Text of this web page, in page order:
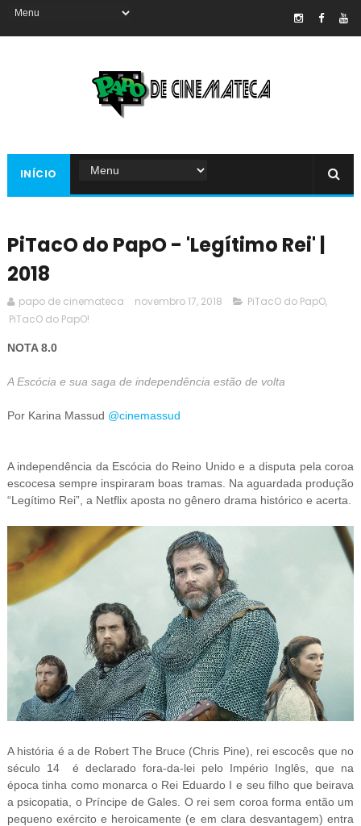
INÍCIO
PiTacO do PapO - 'Legítimo Rei' |
2018
papo de cinemateca novembro 17, 2018 PiTacO do PapO,
PiTacO do PapO!
NOTA 8.0
A Escócia e sua saga de independência estão de volta
Por Karina Massud @cinemassud
A independência da Escócia do Reino Unido e a disputa pela coroa
escocesa sempre inspiraram boas tramas. Na aguardada produção
“Legítimo Rei”, a Netflix aposta no gênero drama histórico e acerta.
A história é a de Robert The Bruce (Chris Pine), rei escocês que no
século 14 é declarado fora-da-lei pelo Império Inglês, que na
época tinha como monarca o Rei Eduardo I e seu filho que beirava
a psicopatia, o Príncipe de Gales. O rei sem coroa forma então um
pequeno exército e heroicamente (e em clara desvantagem) entra